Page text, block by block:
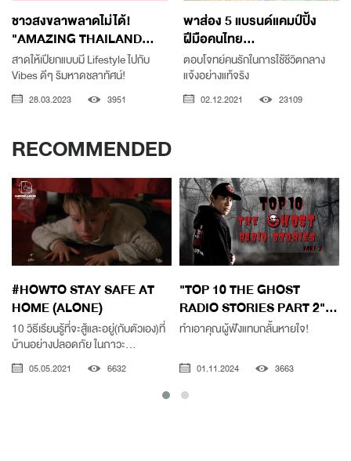
ชาวสงขลาพลาดไม่ได้!
"AMAZING THAILAND...
สาดให้เปียกแบบมี Lifestyle ไปกับ
Vibes ดีๆ ริมหาดชลาทัศน์!
28.03.2023 3951
พาส่อง 5 แบรนด์แคมป์ปิ้ง
ฝีมือคนไทย...
ตอบโจทย์คนรักในการใช้ชีวิตกลาง
แจ้งอย่างแท้จริง
02.12.2021 23109
RECOMMENDED
#HOWTO STAY SAFE AT
HOME (ALONE)
10 วิธีเรียนรู้ที่จะสู้และอยู่(กับตัวเอง)ที่
บ้านอย่างปลอดภัย ในภาวะ...
05.05.2021 6632
"TOP 10 THE GHOST
RADIO STORIES PART 2"...
ทำเอาคุณผู้ฟังแทบกลั้นหายใจ!
01.11.2024 3663